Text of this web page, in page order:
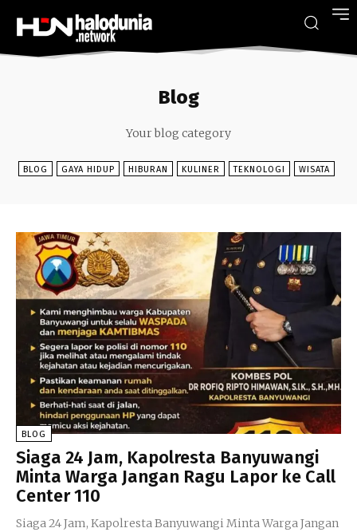
Blog
Your blog category
BLOG GAYA HIDUP HIBURAN KULINER TEKNOLOGI WISATA
BLOG
Siaga 24 Jam, Kapolresta Banyuwangi
Minta Warga Jangan Ragu Lapor ke Call
Center 110
Siaga 24 Jam, Kapolresta Banyuwangi Minta Warga Jangan